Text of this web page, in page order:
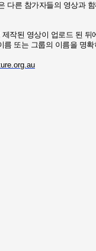
다른 참가자들의 영상과
작된 영상이 업로드 된
름 또는 그룹의 이름을 명